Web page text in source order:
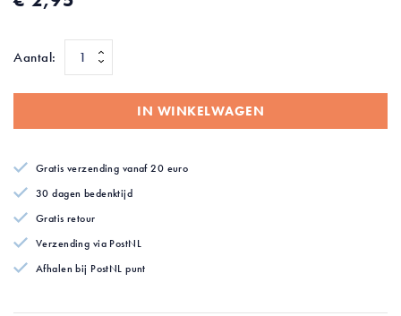
afbeeldingen-
Aantal:
IN WINKELWAGEN
Gratis verzending vanaf 20 euro
30 dagen bedenktijd
Gratis retour
Verzending via PostNL
Afhalen bij PostNL punt